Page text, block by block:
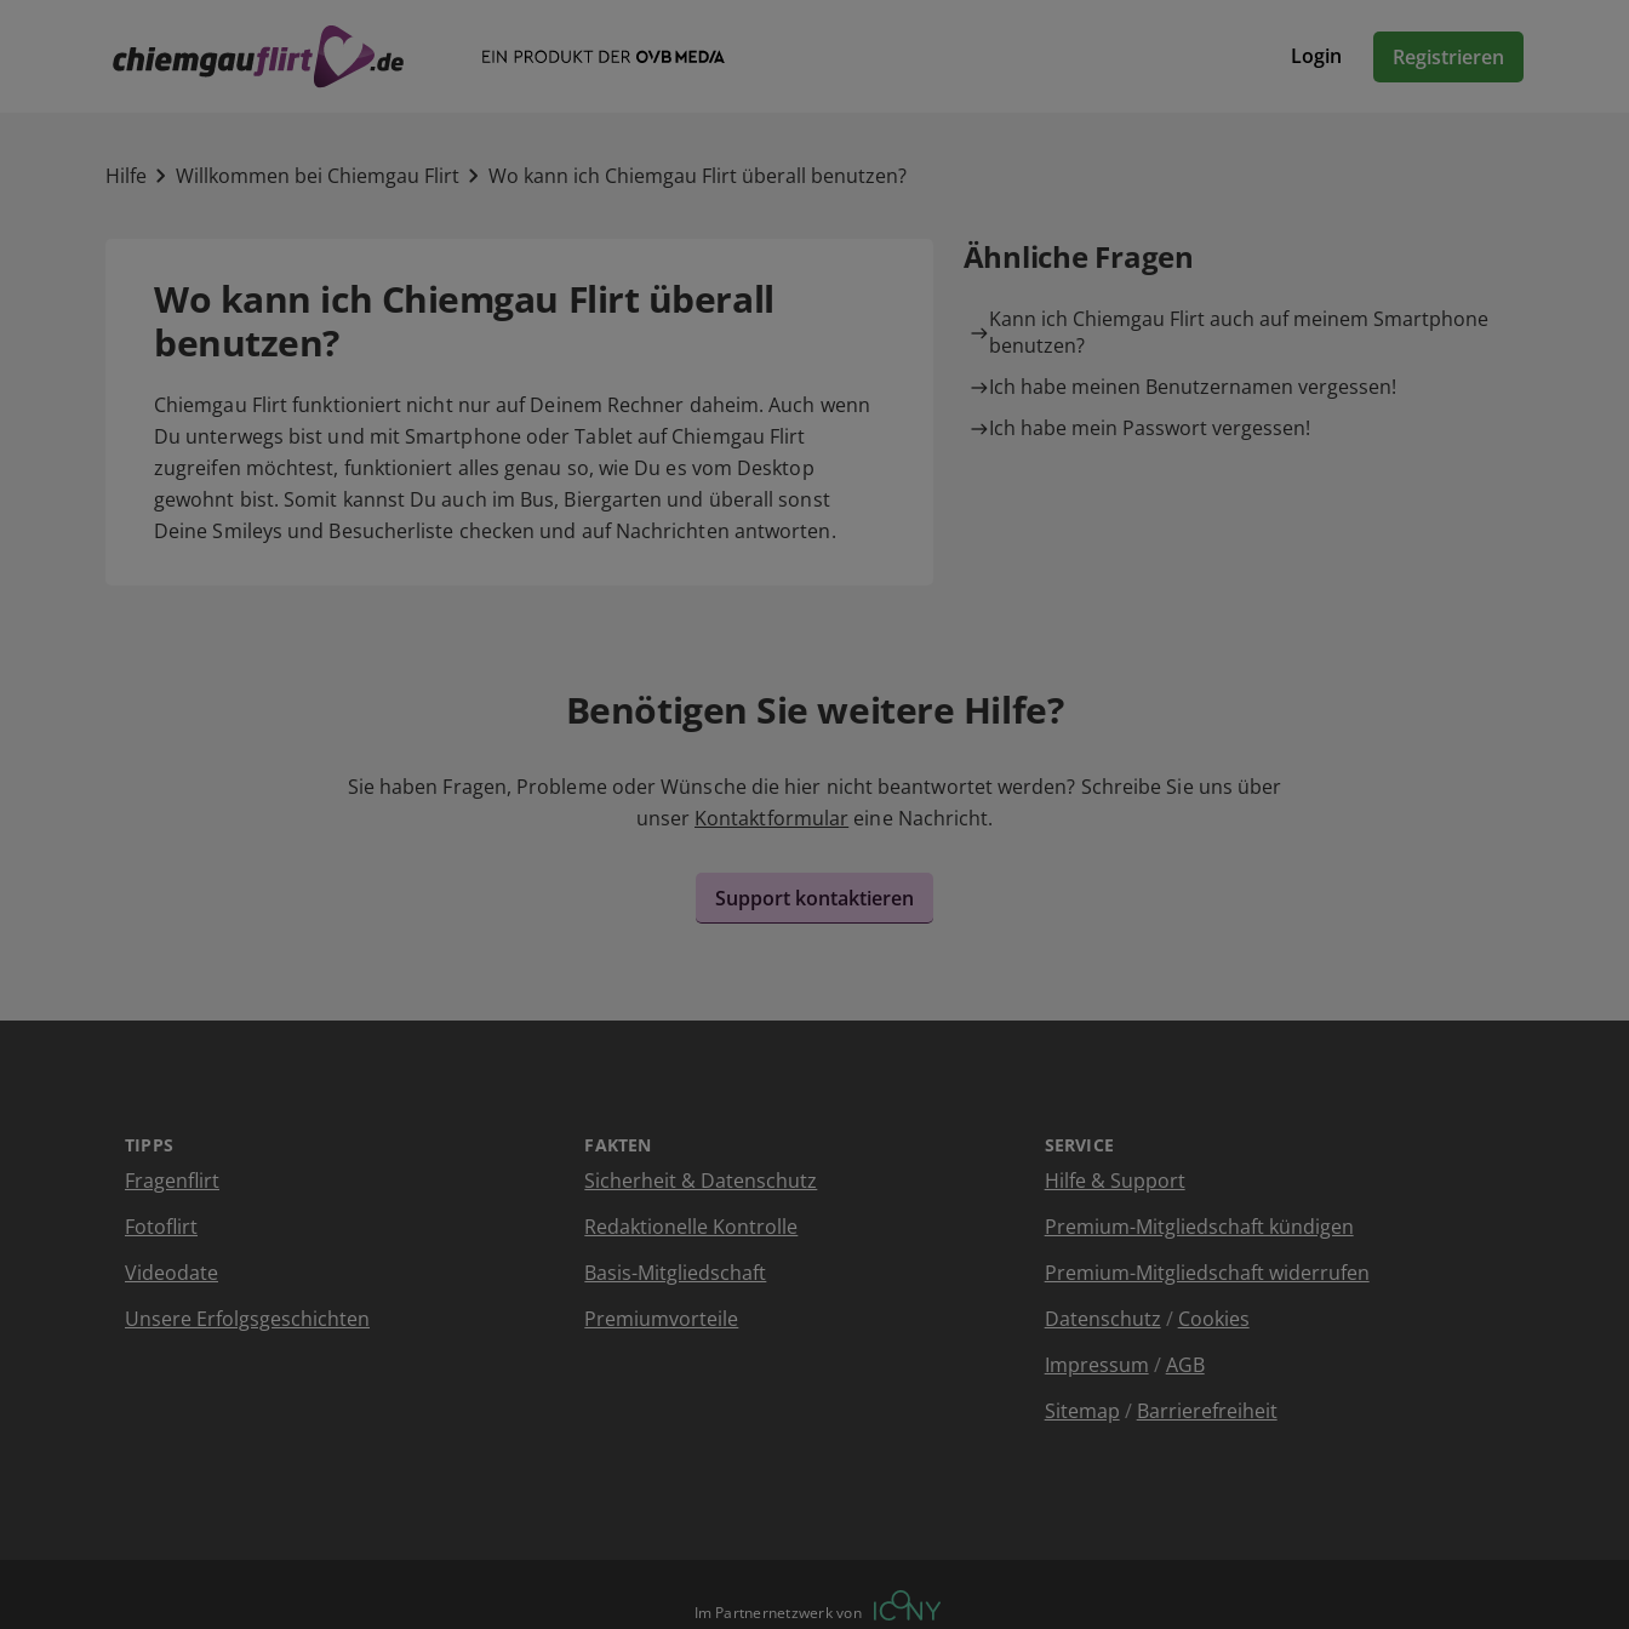
Login Registrieren
Hilfe Willkommen bei Chiemgau Flirt Wo kann ich Chiemgau Flirt überall benutzen?
Wo kann ich Chiemgau Flirt überall
benutzen?
Chiemgau Flirt funktioniert nicht nur auf Deinem Rechner daheim. Auch wenn
Du unterwegs bist und mit Smartphone oder Tablet auf Chiemgau Flirt
zugreifen möchtest, funktioniert alles genau so, wie Du es vom Desktop
gewohnt bist. Somit kannst Du auch im Bus, Biergarten und überall sonst
Deine Smileys und Besucherliste checken und auf Nachrichten antworten.
Ähnliche Fragen
Kann ich Chiemgau Flirt auch auf meinem Smartphone
benutzen?
Ich habe meinen Benutzernamen vergessen!
Ich habe mein Passwort vergessen!
Benötigen Sie weitere Hilfe?
Sie haben Fragen, Probleme oder Wünsche die hier nicht beantwortet werden? Schreibe Sie uns über
unser Kontaktformular eine Nachricht.
Support kontaktieren
TIPPS
Fragenflirt
Fotoflirt
Videodate
Unsere Erfolgsgeschichten
FAKTEN
Sicherheit & Datenschutz
Redaktionelle Kontrolle
Basis-Mitgliedschaft
Premiumvorteile
SERVICE
Hilfe & Support
Premium-Mitgliedschaft kündigen
Premium-Mitgliedschaft widerrufen
Datenschutz / Cookies
Impressum /AGB
Sitemap / Barrierefreiheit
Im Partnernetzwerk von